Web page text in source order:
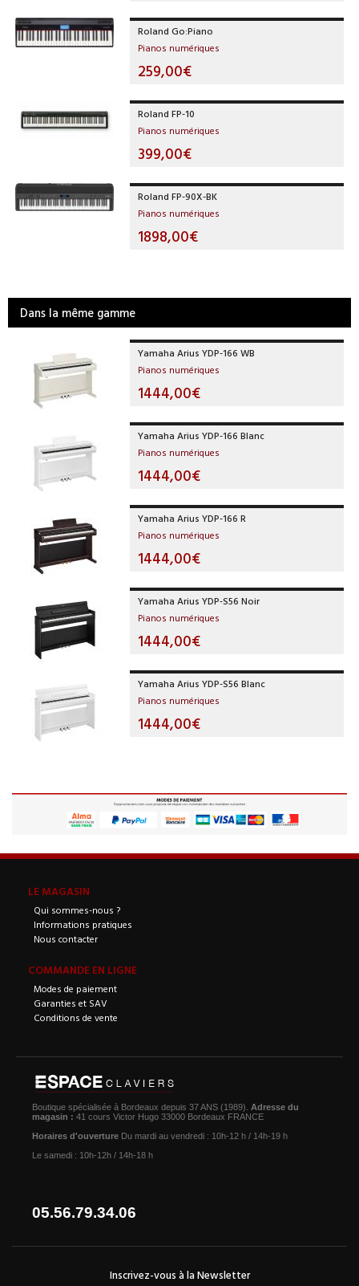
Roland Go:Piano
Pianos numériques
259,00€
Roland FP-10
Pianos numériques
399,00€
Roland FP-90X-BK
Pianos numériques
1898,00€
Dans la même gamme
Yamaha Arius YDP-166 WB
Pianos numériques
1444,00€
Yamaha Arius YDP-166 Blanc
Pianos numériques
1444,00€
Yamaha Arius YDP-166 R
Pianos numériques
1444,00€
Yamaha Arius YDP-S56 Noir
Pianos numériques
1444,00€
Yamaha Arius YDP-S56 Blanc
Pianos numériques
1444,00€
LE MAGASIN
Qui sommes-nous ?
Informations pratiques
Nous contacter
COMMANDE EN LIGNE
Modes de paiement
Garanties et SAV
Conditions de vente
Boutique spécialisée à Bordeaux depuis 37 ANS (1989). Adresse du
magasin : 41 cours Victor Hugo 33000 Bordeaux FRANCE
Horaires d'ouverture Du mardi au vendredi : 10h-12 h / 14h-19 h
Le samedi : 10h-12h / 14h-18 h
05.56.79.34.06